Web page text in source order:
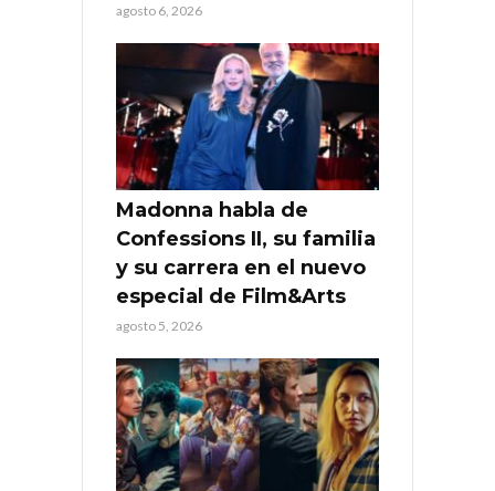
agosto 6, 2026
Madonna habla de
Confessions II, su familia
y su carrera en el nuevo
especial de Film&Arts
agosto 5, 2026